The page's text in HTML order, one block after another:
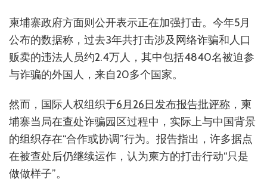
柬埔寨政府方面则公开表示正在加强打击。今年5月
公布的数据称，过去3年共打击涉及网络诈骗和人口
贩卖的违法人员约2.4万人，其中包括4840名被迫参
与诈骗的外国人，来自20多个国家。
然而，国际人权组织于6月26日发布报告批评称 ，柬
埔寨当局在查处诈骗园区过程中，实际上与中国背景
的组织存在“合作或协调”行为。报告指出，许多据点
在被查处后仍继续运作，认为柬方的打击行动“只是
做做样子”。